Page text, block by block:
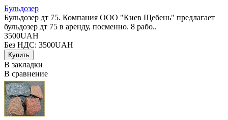
Бульдозер
Бульдозер дт 75. Компания ООО "Киев Щебень" предлагает
бульдозер дт 75 в аренду, посменно. 8 рабо..
3500UAH
Без НДС: 3500UAH
В закладки
В сравнение